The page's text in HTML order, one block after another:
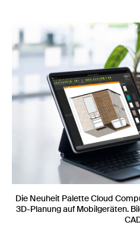
Die Neuheit Palette Cloud
3D-Planung auf Mobilgeräten.